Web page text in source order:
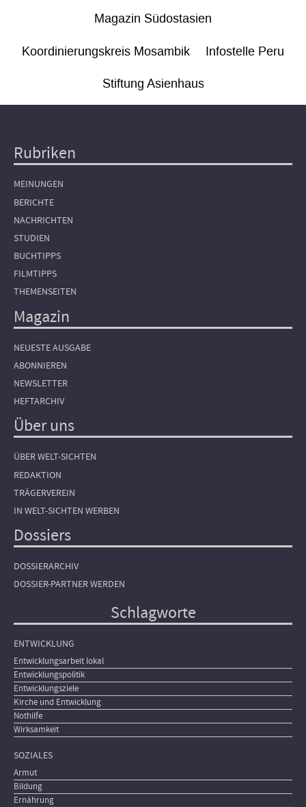
Magazin Südostasien
Koordinierungskreis Mosambik Infostelle Peru
Stiftung Asienhaus
Hauptnavigation
Rubriken
MEINUNGEN
BERICHTE
NACHRICHTEN
STUDIEN
BUCHTIPPS
FILMTIPPS
THEMENSEITEN
Magazin
NEUESTE AUSGABE
ABONNIEREN
NEWSLETTER
HEFTARCHIV
Über uns
ÜBER WELT-SICHTEN
REDAKTION
TRÄGERVEREIN
IN WELT-SICHTEN WERBEN
Dossiers
DOSSIERARCHIV
DOSSIER-PARTNER WERDEN
Schlagworte
ENTWICKLUNG
Entwicklungsarbeit lokal
Entwicklungspolitik
Entwicklungsziele
Kirche und Entwicklung
Nothilfe
Wirksamkeit
SOZIALES
Armut
Bildung
Ernährung